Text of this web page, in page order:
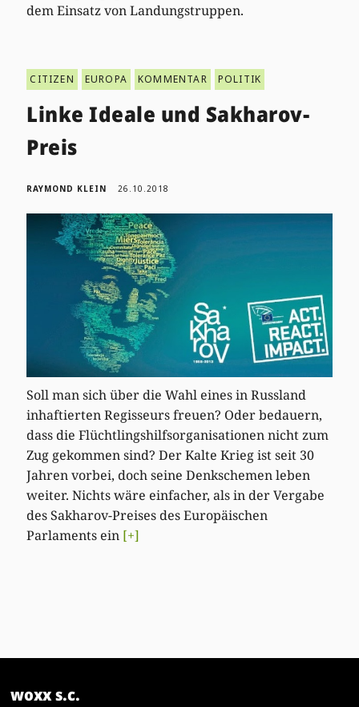
dem Einsatz von Landungstruppen.
CITIZEN EUROPA KOMMENTAR POLITIK
Linke Ideale und Sakharov-
Preis
RAYMOND KLEIN 26.10.2018
Soll man sich über die Wahl eines in Russland
inhaftierten Regisseurs freuen? Oder bedauern,
dass die Flüchtlingshilfsorganisationen nicht zum
Zug gekommen sind? Der Kalte Krieg ist seit 30
Jahren vorbei, doch seine Denkschemen leben
weiter. Nichts wäre einfacher, als in der Vergabe
des Sakharov-Preises des Europäischen
Parlaments ein [+]
woxx s.c.